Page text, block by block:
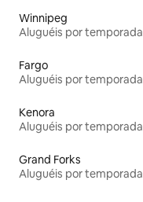
Winnipeg
Aluguéis por temporada
Fargo
Aluguéis por temporada
Kenora
Aluguéis por temporada
Grand Forks
Aluguéis por temporada